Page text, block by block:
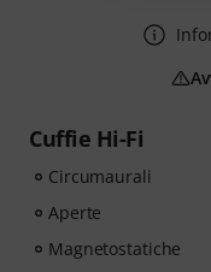
Cuffie Hi-Fi
Circumaurali
Aperte
Magnetostatiche